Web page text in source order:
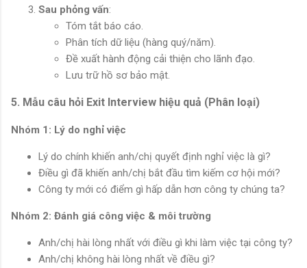
Sau phỏng vấn:
Tóm tắt báo cáo.
Phân tích dữ liệu (hàng quý/năm).
Đề xuất hành động cải thiện cho lãnh đạo.
Lưu trữ hồ sơ bảo mật.
5. Mẫu câu hỏi Exit Interview hiệu quả (Phân loại)
Nhóm 1: Lý do nghỉ việc
Lý do chính khiến anh/chị quyết định nghỉ việc là gì?
Điều gì đã khiến anh/chị bắt đầu tìm kiếm cơ hội mới?
Công ty mới có điểm gì hấp dẫn hơn công ty chúng ta?
Nhóm 2: Đánh giá công việc & môi trường
Anh/chị hài lòng nhất với điều gì khi làm việc tại công ty?
Anh/chị không hài lòng nhất về điều gì?